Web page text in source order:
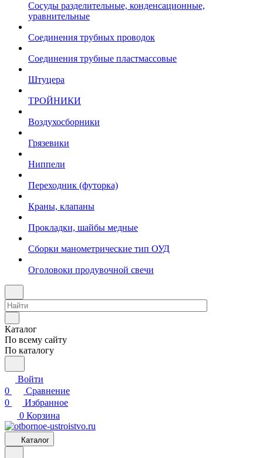
Сосуды разделительные, конденсационные,
уравнительные
Соединения трубных проводок
Соединения трубные пластмассовые
Штуцера
ТРОЙНИКИ
Воздухосборники
Грязевики
Ниппели
Переходник (футорка)
Краны, клапаны
Прокладки, шайбы медные
Сборки манометрические тип ОУД
Оголовоки продувочной свечи
Каталог
По всему сайту
По каталогу
Войти
0
Сравнение
0
Избранное
0 Корзина
Каталог